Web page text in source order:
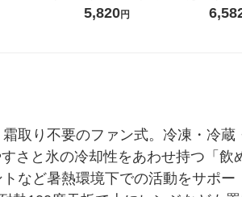
ー）2L ラベルレ
ガジャンボ 2300g 1セット
（2個入) 洗濯洗剤 花王
5,820円
ーの香
特大
取り不要のファン式。冷凍・冷蔵
さと氷の冷却性をあわせ持つ「飲
など暑熱環境下での活動をサポー